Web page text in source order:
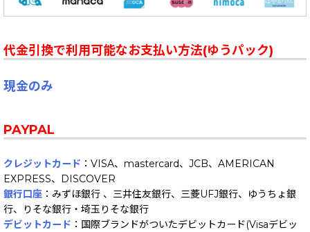
代金引換で利用可能なお支払い方法(ゆうパック)
現金のみ
PAYPAL
クレジットカード ：VISA、mastercard、JCB、AMERICAN
EXPRESS、DISCOVER
銀行口座 ：みずほ銀行 、三井住友銀行、三菱UFJ銀行、ゆうちょ銀
行、りそな銀行・埼玉りそな銀行
デビットカード ：国際ブランドがついたデビットカード(Visaデビッ